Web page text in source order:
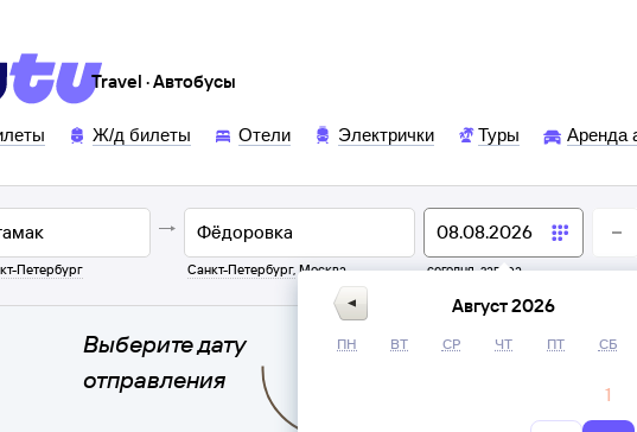
Travel · Автобусы
Ж/д билеты Отели Электрички Туры Аренда
Петербург Санкт-Петербург, Москва сегодня, завтра
Выберите дату
отправления
Август 2026
ПН ВТ СР ЧТ ПТ СБ
1